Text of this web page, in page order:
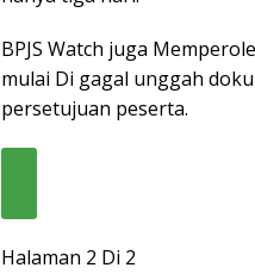
BPJS Watch juga
mulai Di gagal unggah
persetujuan peserta.
Halaman 2 Di 2